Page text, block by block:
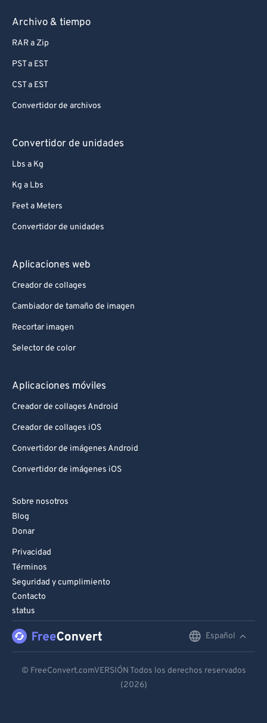
Archivo & tiempo
RAR a Zip
PST a EST
CST a EST
Convertidor de archivos
Convertidor de unidades
Lbs a Kg
Kg a Lbs
Feet a Meters
Convertidor de unidades
Aplicaciones web
Creador de collages
Cambiador de tamaño de imagen
Recortar imagen
Selector de color
Aplicaciones móviles
Creador de collages Android
Creador de collages iOS
Convertidor de imágenes Android
Convertidor de imágenes iOS
Sobre nosotros
Blog
Donar
Privacidad
Términos
Seguridad y cumplimiento
Contacto
status
Español
Español
© FreeConvert.comVERSIÓN Todos los derechos reservados
(2026)